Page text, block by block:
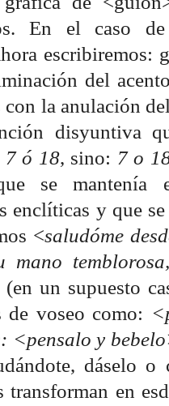
En el caso
escribiremos:
del
con la anulación
disyuntiva
7 ó 18, sino: 7 o
se mantenía
enclíticas y que
<saludóme
mano
(en un supuesto
de voseo como:
<pensalo y
dáselo o
transforman en